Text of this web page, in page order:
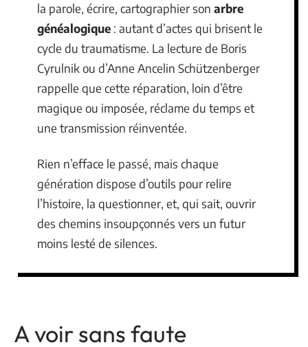
la parole, écrire, cartographier son arbre
généalogique : autant d’actes qui brisent le
cycle du traumatisme. La lecture de Boris
Cyrulnik ou d’Anne Ancelin Schützenberger
rappelle que cette réparation, loin d’être
magique ou imposée, réclame du temps et
une transmission réinventée.
Rien n’efface le passé, mais chaque
génération dispose d’outils pour relire
l’histoire, la questionner, et, qui sait, ouvrir
des chemins insoupçonnés vers un futur
moins lesté de silences.
A voir sans faute